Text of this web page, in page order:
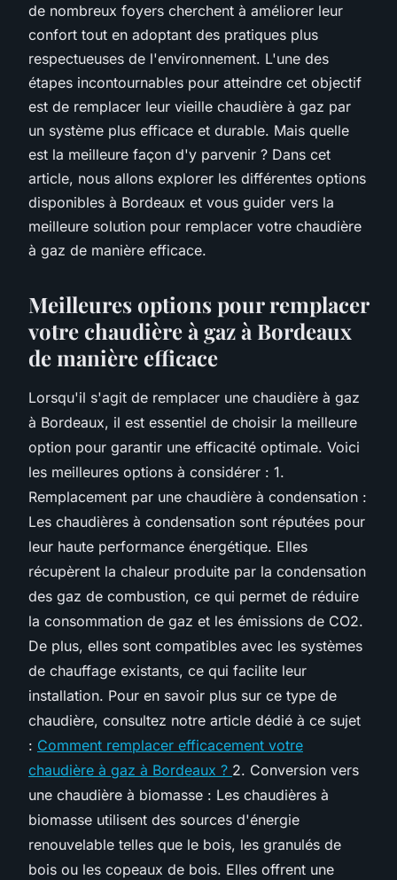
de nombreux foyers cherchent à améliorer leur
confort tout en adoptant des pratiques plus
respectueuses de l'environnement. L'une des
étapes incontournables pour atteindre cet objectif
est de remplacer leur vieille chaudière à gaz par
un système plus efficace et durable. Mais quelle
est la meilleure façon d'y parvenir ? Dans cet
article, nous allons explorer les différentes options
disponibles à Bordeaux et vous guider vers la
meilleure solution pour remplacer votre chaudière
à gaz de manière efficace.
Meilleures options pour remplacer
votre chaudière à gaz à Bordeaux
de manière efficace
Lorsqu'il s'agit de remplacer une chaudière à gaz
à Bordeaux, il est essentiel de choisir la meilleure
option pour garantir une efficacité optimale. Voici
les meilleures options à considérer : 1.
Remplacement par une chaudière à condensation :
Les chaudières à condensation sont réputées pour
leur haute performance énergétique. Elles
récupèrent la chaleur produite par la condensation
des gaz de combustion, ce qui permet de réduire
la consommation de gaz et les émissions de CO2.
De plus, elles sont compatibles avec les systèmes
de chauffage existants, ce qui facilite leur
installation. Pour en savoir plus sur ce type de
chaudière, consultez notre article dédié à ce sujet
: Comment remplacer efficacement votre
chaudière à gaz à Bordeaux ? 2. Conversion vers
une chaudière à biomasse : Les chaudières à
biomasse utilisent des sources d'énergie
renouvelable telles que le bois, les granulés de
bois ou les copeaux de bois. Elles offrent une